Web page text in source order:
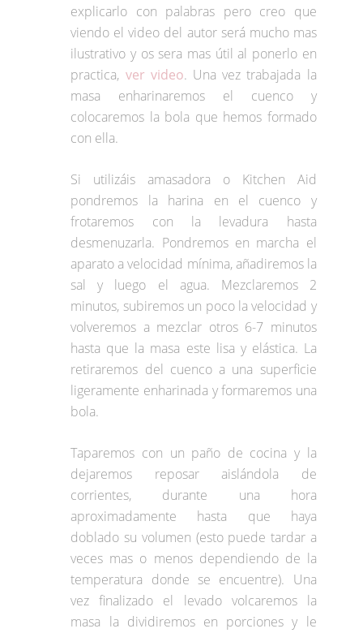
explicarlo con palabras pero creo que
viendo el video del autor será mucho mas
ilustrativo y os sera mas útil al ponerlo en
practica, ver video. Una vez trabajada la
masa enharinaremos el cuenco y
colocaremos la bola que hemos formado
con ella.
Si utilizáis amasadora o Kitchen Aid
pondremos la harina en el cuenco y
frotaremos con la levadura hasta
desmenuzarla. Pondremos en marcha el
aparato a velocidad mínima, añadiremos la
sal y luego el agua. Mezclaremos 2
minutos, subiremos un poco la velocidad y
volveremos a mezclar otros 6-7 minutos
hasta que la masa este lisa y elástica. La
retiraremos del cuenco a una superficie
ligeramente enharinada y formaremos una
bola.
Taparemos con un paño de cocina y la
dejaremos reposar aislándola de
corrientes, durante una hora
aproximadamente hasta que haya
doblado su volumen (esto puede tardar a
veces mas o menos dependiendo de la
temperatura donde se encuentre). Una
vez finalizado el levado volcaremos la
masa la dividiremos en porciones y le